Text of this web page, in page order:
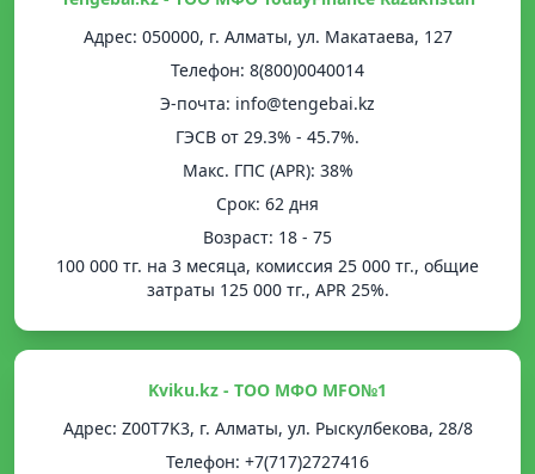
Адрес: 050000, г. Алматы, ул. Макатаева, 127
Телефон: 8(800)0040014
Э-почта: info@tengebai.kz
ГЭСВ от 29.3% - 45.7%.
Mакс. ГПС (APR): 38%
Срок: 62 дня
Возраст: 18 - 75
100 000 тг. на 3 месяца, комиссия 25 000 тг., общие
затраты 125 000 тг., APR 25%.
Kviku.kz - ТОО МФО MFO№1
Адрес: Z00T7K3, г. Алматы, ул. Рыскулбекова, 28/8
Телефон: +7(717)2727416